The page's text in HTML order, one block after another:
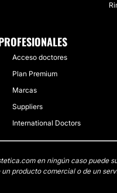
Acceso doctores
Plan Premium
Marcas
Suppliers
International Doctors
en ningún caso puede
producto comercial o de un